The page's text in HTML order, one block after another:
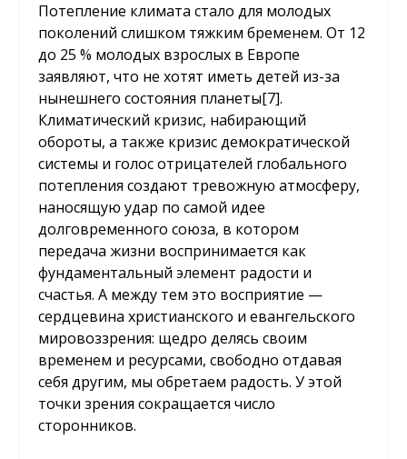
Потепление климата стало для молодых
поколений слишком тяжким бременем. От 12
до 25 % молодых взрослых в Европе
заявляют, что не хотят иметь детей из-за
нынешнего состояния планеты[7].
Климатический кризис, набирающий
обороты, а также кризис демократической
системы и голос отрицателей глобального
потепления создают тревожную атмосферу,
наносящую удар по самой идее
долговременного союза, в котором
передача жизни воспринимается как
фундаментальный элемент радости и
счастья. А между тем это восприятие —
сердцевина христианского и евангельского
мировоззрения: щедро делясь своим
временем и ресурсами, свободно отдавая
себя другим, мы обретаем радость. У этой
точки зрения сокращается число
сторонников.